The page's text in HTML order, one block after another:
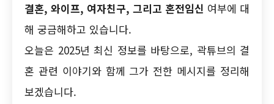
결혼, 와이프, 여자친구, 그리고 혼전임신 여부에 대
해 궁금해하고 있습니다.
오늘은 2025년 최신 정보를 바탕으로, 곽튜브의 결
혼 관련 이야기와 함께 그가 전한 메시지를 정리해
보겠습니다.